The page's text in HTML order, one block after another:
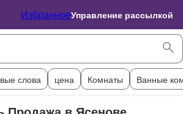
ИзбранноеУправление рассылкой
слова цена Комнаты Ванные